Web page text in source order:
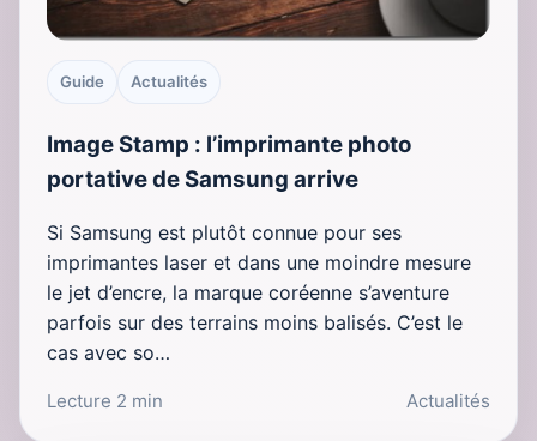
Guide Actualités
Image Stamp : l’imprimante photo
portative de Samsung arrive
Si Samsung est plutôt connue pour ses
imprimantes laser et dans une moindre mesure
le jet d’encre, la marque coréenne s’aventure
parfois sur des terrains moins balisés. C’est le
cas avec so…
Lecture 2 min Actualités